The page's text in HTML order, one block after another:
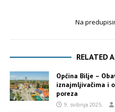
Na
RELATED
Općina Bilje –
iznajmljivačima i
poreza
9. svibnja 2025.